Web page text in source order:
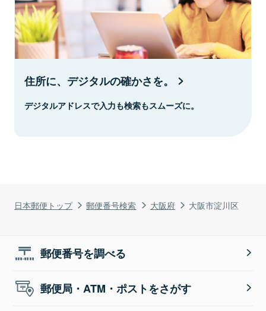
日本郵便トップ 郵便番号検索 大阪府 大阪市淀川区
住所に、デジタルの確かさを。
デジタルアドレスで入力も検索もスムーズに。
郵便番号を調べる
郵便局・ATM・ポストをさがす